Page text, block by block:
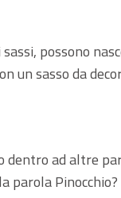
possono
un sasso da
dentro ad altre
parola